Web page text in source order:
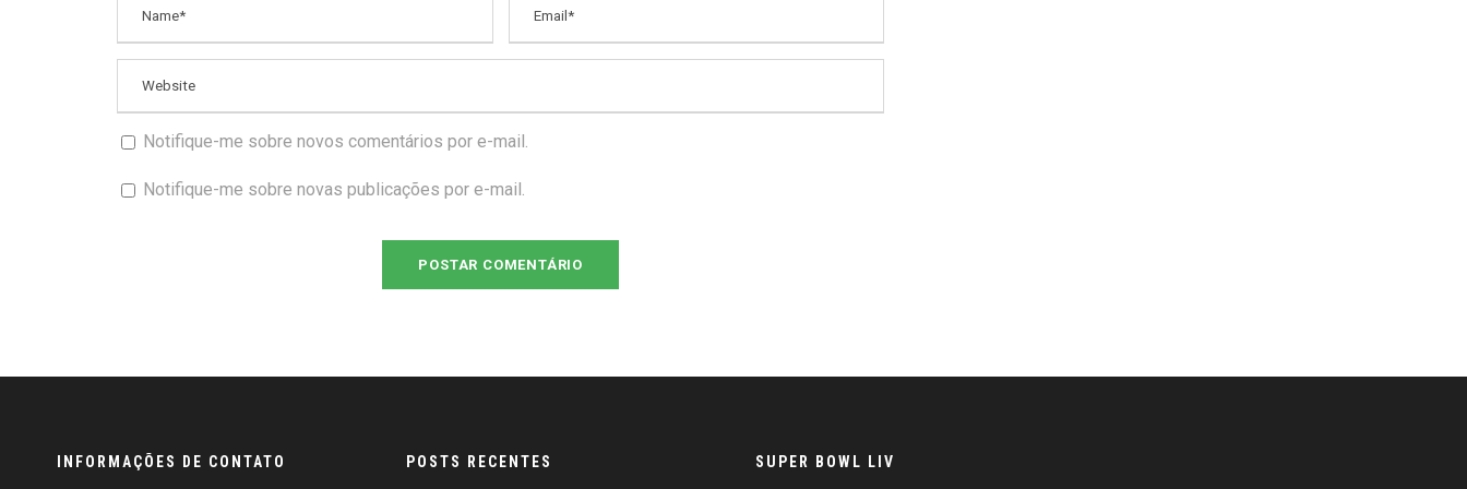
Notifique-me sobre novos comentários por e-mail.
Notifique-me sobre novas publicações por e-mail.
INFORMAÇÕES DE CONTATO POSTS RECENTES SUPER BOWL LIV